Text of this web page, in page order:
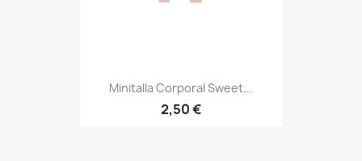
Minitalla Corporal Sweet...
2,50 €